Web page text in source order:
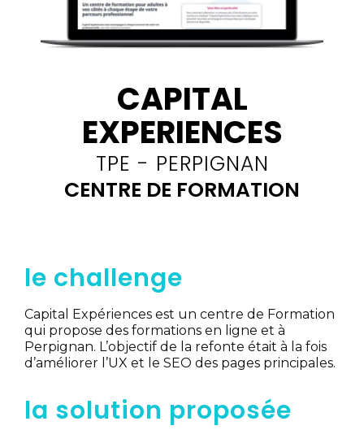
CAPITAL
EXPERIENCES
TPE - PERPIGNAN
CENTRE DE FORMATION
le challenge
Capital Expériences est un centre de Formation
qui propose des formations en ligne et à
Perpignan. L’objectif de la refonte était à la fois
d’améliorer l’UX et le SEO des pages principales.
la solution proposée